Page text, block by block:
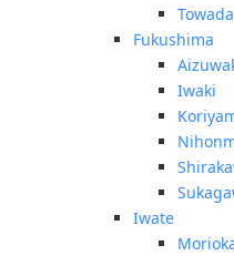
Fukushima
Iwaki
Iwate